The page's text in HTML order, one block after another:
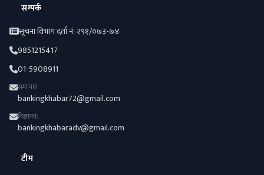
सम्पर्क
सूचना विभाग दर्ता नं: २९१/०७३-७४
9851215417
01-5908911
समाचार:
bankingkhabar72@gmail.com
विज्ञापन:
bankingkhabaradv@gmail.com
टीम